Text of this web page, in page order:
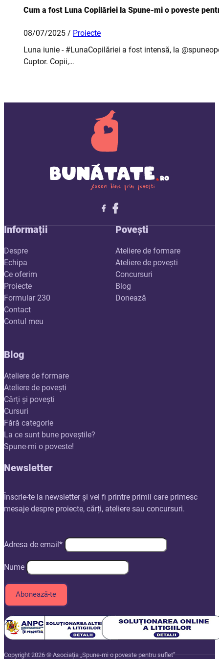
Cum a fost Luna Copilăriei la Spune-mi o poveste
08/07/2025 / Proiecte
Luna iunie - #LunaCopilăriei a fost intensă, la
Cuptor. Copii,…
Follow me on X
Follow me on LinkedIn
Follow me on X
Informații
Despre
Echipa
Ce oferim
Proiecte
Formular 230
Contact
Contul meu
Povești
Ateliere de formare
Ateliere de povești
Concursuri
Blog
Donează
Blog
Ateliere de formare
Ateliere de povești
Cărți și povești
Cursuri
Fără categorie
La ce sunt bune poveștile?
Spune-mi o poveste!
Newsletter
Înscrie-te la newsletter și vei fi printre primii care primesc
mesaje despre proiecte, cărți, ateliere sau concursuri.
Adresa de email*
Nume
Copyright 2026 © Asociația „Spune-mi o poveste pentru suflet”